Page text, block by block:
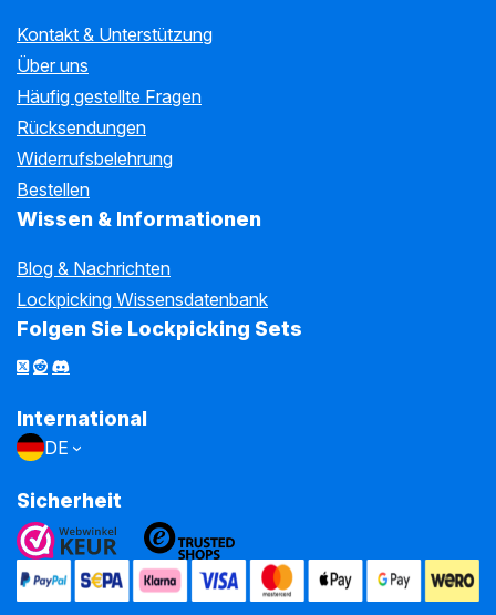
Kontakt & Unterstützung
Über uns
Häufig gestellte Fragen
Rücksendungen
Widerrufsbelehrung
Bestellen
Wissen & Informationen
Blog & Nachrichten
Lockpicking Wissensdatenbank
Folgen Sie Lockpicking Sets
International
DE
Sicherheit